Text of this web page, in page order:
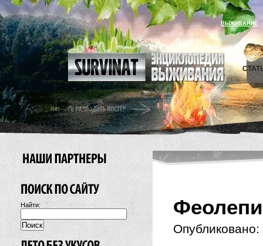
ВЫЖИВАНИЕ
Найти:
Опубликовано: